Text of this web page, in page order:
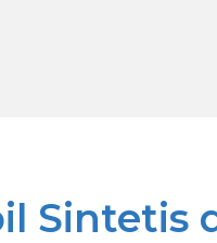
Sintetis